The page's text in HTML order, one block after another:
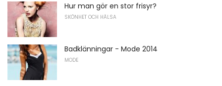
Hur man gör en stor frisyr?
SKÖNHET OCH HÄLSA
Badklänningar - Mode 2014
MODE